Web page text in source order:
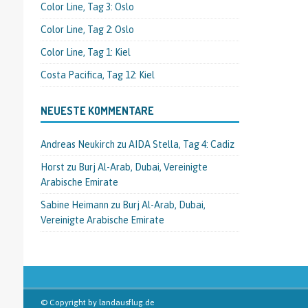
Color Line, Tag 3: Oslo
Color Line, Tag 2: Oslo
Color Line, Tag 1: Kiel
Costa Pacifica, Tag 12: Kiel
NEUESTE KOMMENTARE
Andreas Neukirch zu AIDA Stella, Tag 4: Cadiz
Horst zu Burj Al-Arab, Dubai, Vereinigte
Arabische Emirate
Sabine Heimann zu Burj Al-Arab, Dubai,
Vereinigte Arabische Emirate
© Copyright by landausflug.de